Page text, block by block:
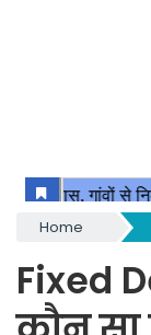
Home
Fixed